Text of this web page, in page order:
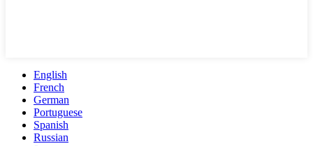
English
French
German
Portuguese
Spanish
Russian